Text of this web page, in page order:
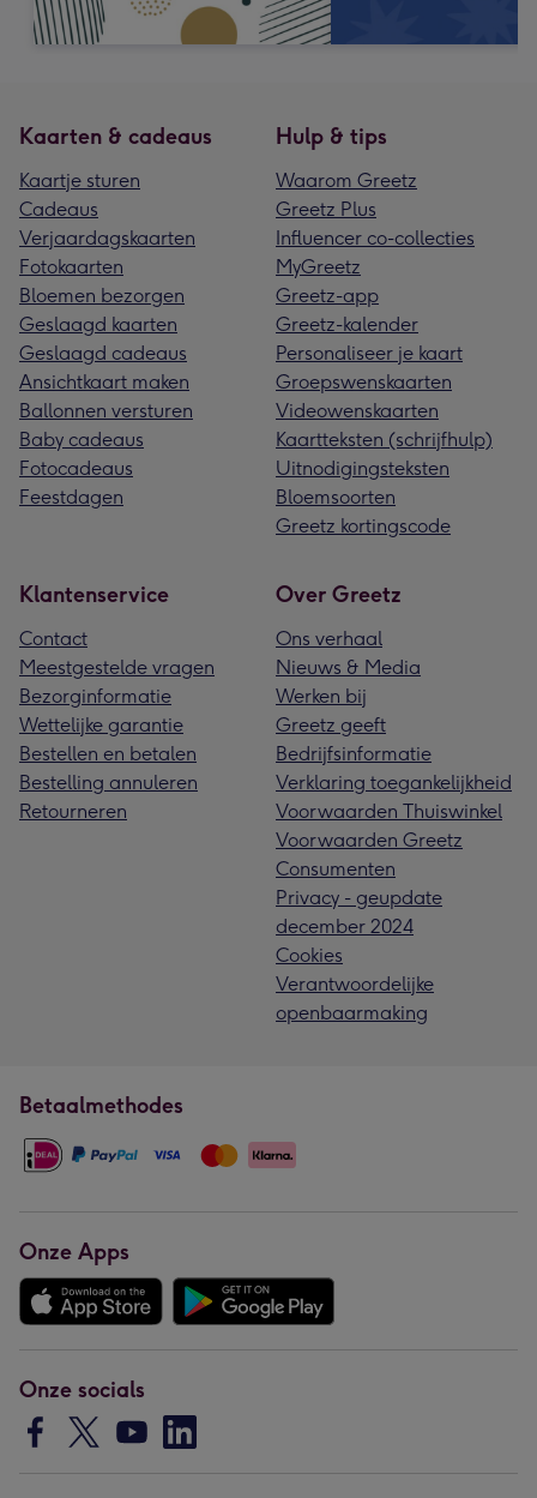
Kaarten & cadeaus
Kaartje sturen
Cadeaus
Verjaardagskaarten
Fotokaarten
Bloemen bezorgen
Geslaagd kaarten
Geslaagd cadeaus
Ansichtkaart maken
Ballonnen versturen
Baby cadeaus
Fotocadeaus
Feestdagen
Hulp & tips
Waarom Greetz
Greetz Plus
Influencer co-collecties
MyGreetz
Greetz-app
Greetz-kalender
Personaliseer je kaart
Groepswenskaarten
Videowenskaarten
Kaartteksten (schrijfhulp)
Uitnodigingsteksten
Bloemsoorten
Greetz kortingscode
Klantenservice
Contact
Meestgestelde vragen
Bezorginformatie
Wettelijke garantie
Bestellen en betalen
Bestelling annuleren
Retourneren
Over Greetz
Ons verhaal
Nieuws & Media
Werken bij
Greetz geeft
Bedrijfsinformatie
Verklaring toegankelijkheid
Voorwaarden Thuiswinkel
Voorwaarden Greetz
Consumenten
Privacy - geupdate
december 2024
Cookies
Verantwoordelijke
openbaarmaking
Betaalmethodes
Onze Apps
Onze socials